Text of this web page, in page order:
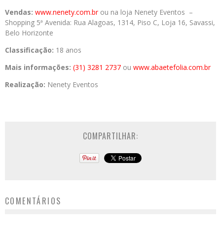
Vendas: www.nenety.com.brou na loja Nenety Eventos –
Shopping 5ª Avenida: Rua Alagoas, 1314, Piso C, Loja 16, Savassi,
Belo Horizonte
Classificação: 18 anos
Mais informações: (31) 3281 2737 ou www.abaetefolia.com.br
Realização: Nenety Eventos
COMPARTILHAR:
COMENTÁRIOS